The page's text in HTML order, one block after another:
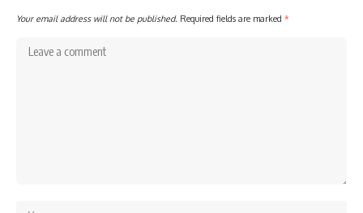
Your email address will not be published. Required fields are marked *